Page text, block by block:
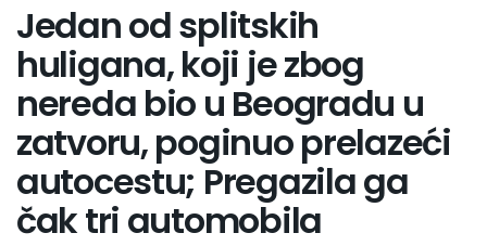
Jedan od splitskih
huligana, koji je zbog
nereda bio u Beogradu u
zatvoru, poginuo prelazeći
autocestu; Pregazila ga
čak tri automobila